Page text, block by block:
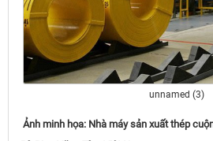
unnamed (3)
Ảnh minh họa: Nhà máy sản xuất thép